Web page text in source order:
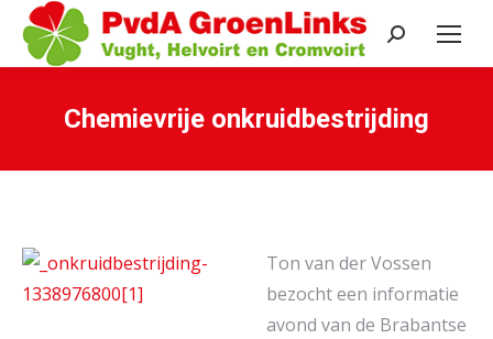
Search:
Chemievrije onkruidbestrijding
Ton van der Vossen
bezocht een informatie
avond van de Brabantse